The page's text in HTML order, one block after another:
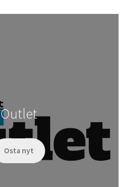
Outlet
Osta nyt